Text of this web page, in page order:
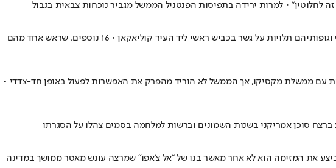
• למרות ירידה בתפיסות הפנטניל הממשל מגביר נוכחות צבאית בגבול
20 גופות אותרו במדינה סינלואה בצפון מערב מקסיקו • משרד התובע הכללי במדינה הודיע כי ארבעה מהקורבנות נמצאו ערופי ראש וגופותיהם תלויות על גשר בכביש ראשי ליד העיר קוליאקאן • 16 נוספים, שראש אחד מהם
עם ממשלת מקסיקו, אך הממשל לא הוריד מהפרק את האפשרות לפעול באופן חד-צדדי •
סוכן אמריקני בשנות השמונים וברשות למלחמה בסמים צהלו על הסגרתו
את המזימה הוא לא אחר מאשר בנו של "אל צ'אפו" שמרצה עונש מאסר ממושך במדינה